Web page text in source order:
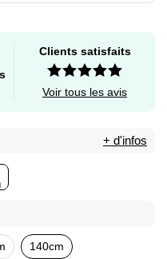
Clients satisfaits
Voir tous les avis
+ d'infos
140cm